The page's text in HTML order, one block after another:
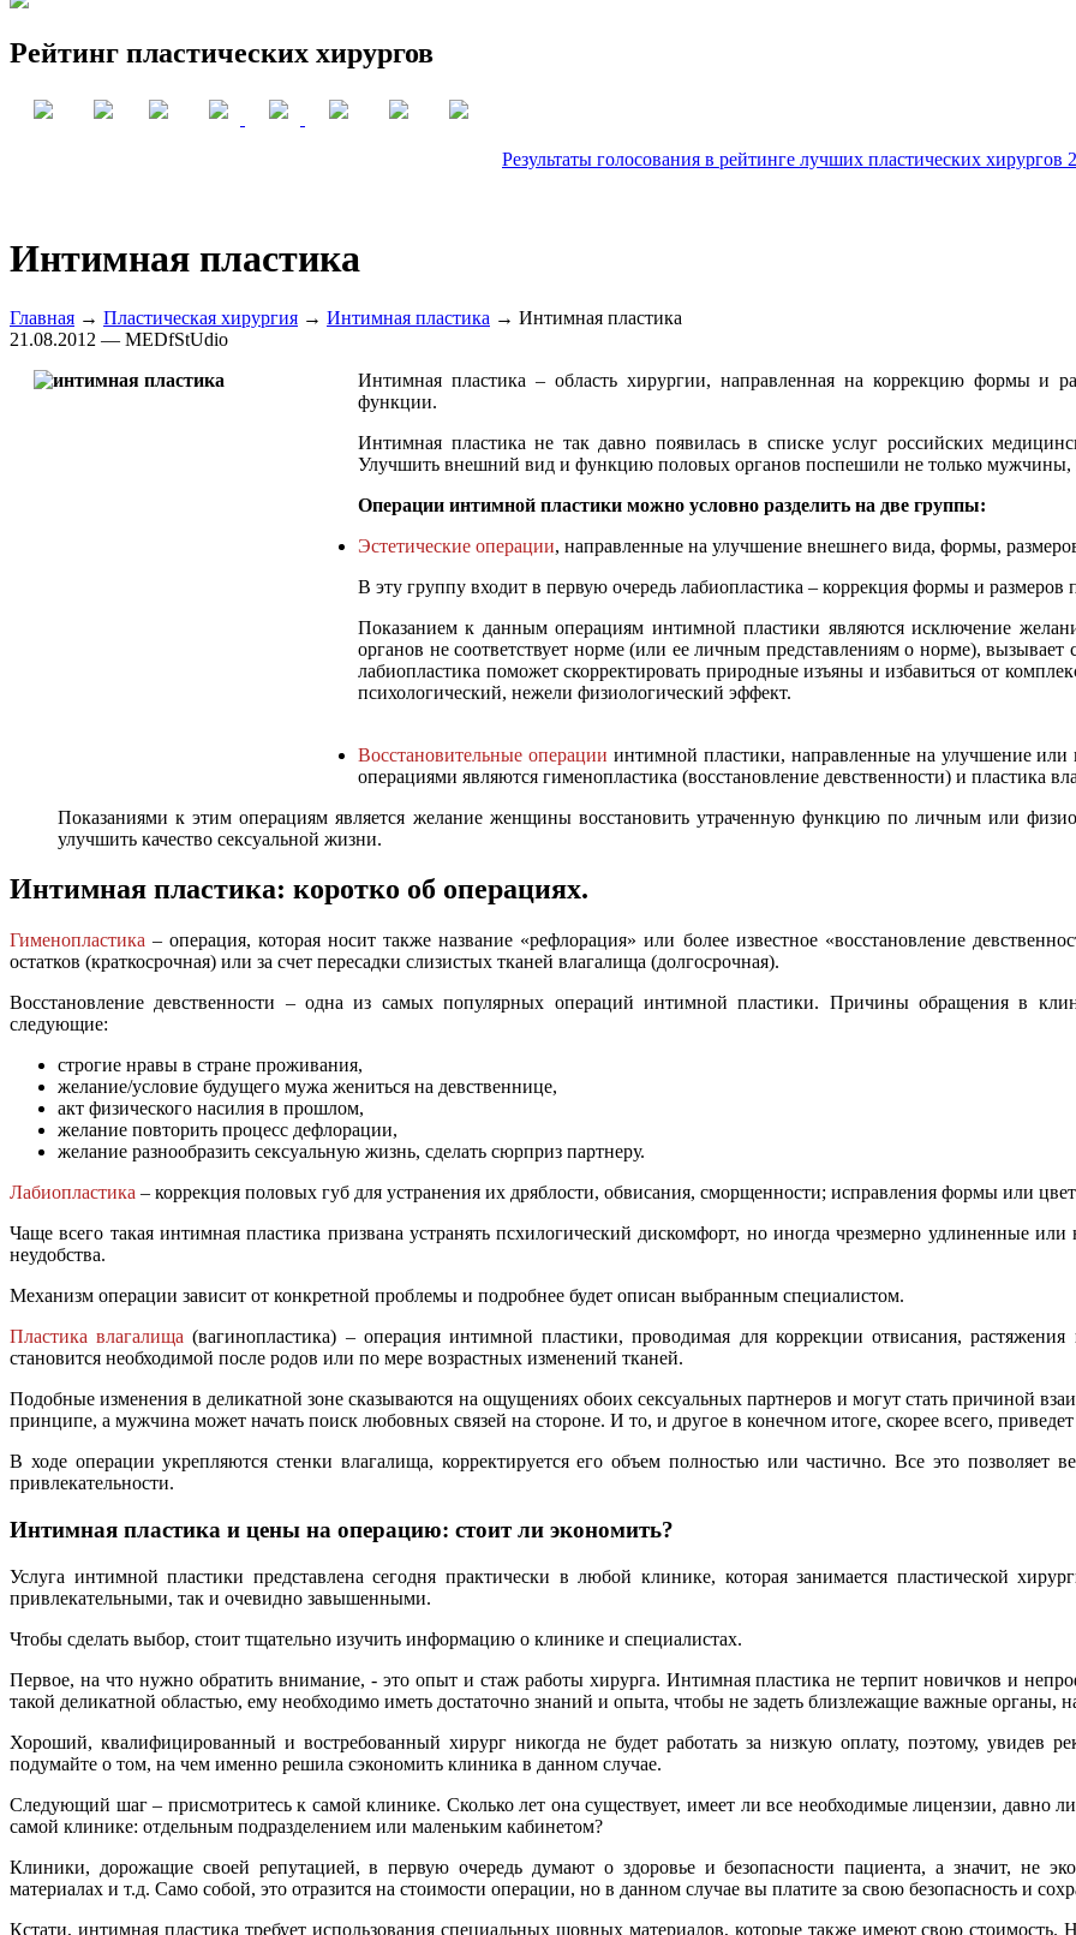
Рейтинг пластических хирургов
Результаты голосования в рейтинге лучших пластических хирургов
Интимная пластика
Главная → Пластическая хирургия → Интимная пластика → Интимная пластика
21.08.2012 — MEDfStUdio
Интимная пластика – область хирургии, направленная на коррекцию формы и
функции.
Интимная пластика не так давно появилась в списке услуг российских
Улучшить внешний вид и функцию половых органов поспешили не только мужчины,
Операции интимной пластики можно условно разделить на две группы:
Эстетические операции, направленные на улучшение внешнего вида, формы,
В эту группу входит в первую очередь лабиопластика – коррекция формы и размеров
Показанием к данным операциям интимной пластики являются исключение
органов не соответствует норме (или ее личным представлениям о норме),
лабиопластика поможет скорректировать природные изъяны и избавиться от
психологический, нежели физиологический эффект.
Восстановительные операции интимной пластики, направленные на улучшение
операциями являются гименопластика (восстановление девственности) и пластика
Показаниями к этим операциям является желание женщины восстановить утраченную функцию по личным или
улучшить качество сексуальной жизни.
Интимная пластика: коротко об операциях.
Гименопластика– операция, которая носит также название «рефлорация» или более известное «восстановление
остатков (краткосрочная) или за счет пересадки слизистых тканей влагалища (долгосрочная).
Восстановление девственности – одна из самых популярных операций интимной пластики. Причины обращения в
следующие:
строгие нравы в стране проживания,
желание/условие будущего мужа жениться на девственнице,
акт физического насилия в прошлом,
желание повторить процесс дефлорации,
желание разнообразить сексуальную жизнь, сделать сюрприз партнеру.
Лабиопластика – коррекция половых губ для устранения их дряблости, обвисания, сморщенности; исправления формы или
Чаще всего такая интимная пластика призвана устранять псхилогический дискомфорт, но иногда чрезмерно удлиненные
неудобства.
Механизм операции зависит от конкретной проблемы и подробнее будет описан выбранным специалистом.
Пластика влагалища (вагинопластика) – операция интимной пластики, проводимая для коррекции отвисания,
становится необходимой после родов или по мере возрастных изменений тканей.
Подобные изменения в деликатной зоне сказываются на ощущениях обоих сексуальных партнеров и могут стать причиной
принципе, а мужчина может начать поиск любовных связей на стороне. И то, и другое в конечном итоге, скорее всего,
В ходе операции укрепляются стенки влагалища, корректируется его объем полностью или частично. Все это позволяет
привлекательности.
Интимная пластика и цены на операцию: стоит ли экономить?
Услуга интимной пластики представлена сегодня практически в любой клинике, которая занимается пластической
привлекательными, так и очевидно завышенными.
Чтобы сделать выбор, стоит тщательно изучить информацию о клинике и специалистах.
Первое, на что нужно обратить внимание, - это опыт и стаж работы хирурга. Интимная пластика не терпит новичков и
такой деликатной областью, ему необходимо иметь достаточно знаний и опыта, чтобы не задеть близлежащие важные органы,
Хороший, квалифицированный и востребованный хирург никогда не будет работать за низкую оплату, поэтому, увидев
подумайте о том, на чем именно решила сэкономить клиника в данном случае.
Следующий шаг – присмотритесь к самой клинике. Сколько лет она существует, имеет ли все необходимые лицензии, давно
самой клинике: отдельным подразделением или маленьким кабинетом?
Клиники, дорожащие своей репутацией, в первую очередь думают о здоровье и безопасности пациента, а значит, не
материалах и т.д. Само собой, это отразится на стоимости операции, но в данном случае вы платите за свою безопасность и
Кстати, интимная пластика требует использования специальных шовных материалов, которые также имеют свою